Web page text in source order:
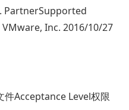
PartnerSupported
VMware, Inc. 2016/10/27
件Acceptance Level权限